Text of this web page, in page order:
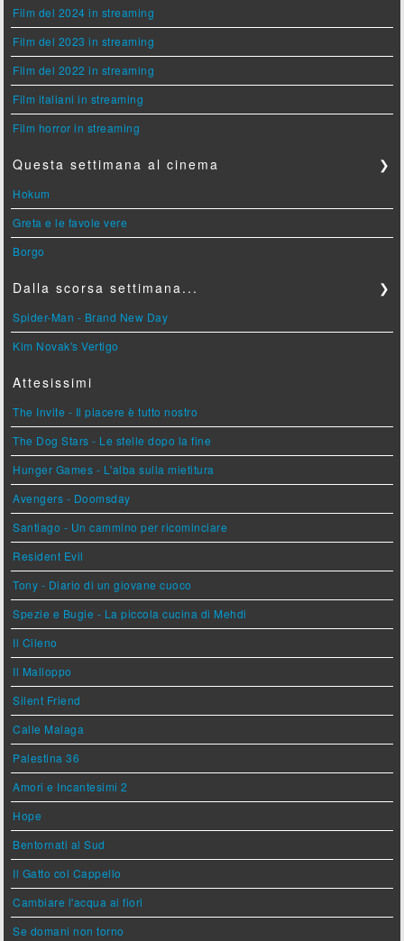
Film del 2024 in streaming
Film del 2023 in streaming
Film del 2022 in streaming
Film italiani in streaming
Film horror in streaming
Questa settimana al cinema ❯
Hokum
Greta e le favole vere
Borgo
Dalla scorsa settimana... ❯
Spider-Man - Brand New Day
Kim Novak's Vertigo
Attesissimi
The Invite - Il piacere è tutto nostro
The Dog Stars - Le stelle dopo la fine
Hunger Games - L'alba sulla mietitura
Avengers - Doomsday
Santiago - Un cammino per ricominciare
Resident Evil
Tony - Diario di un giovane cuoco
Spezie e Bugie - La piccola cucina di Mehdi
Il Cileno
Il Malloppo
Silent Friend
Calle Malaga
Palestina 36
Amori e Incantesimi 2
Hope
Bentornati al Sud
Il Gatto col Cappello
Cambiare l'acqua ai fiori
Se domani non torno